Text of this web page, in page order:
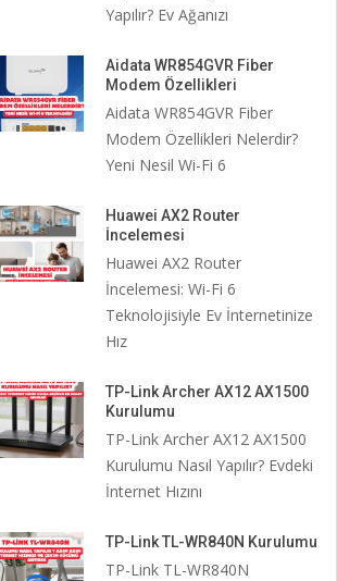
Yapılır? Ev Ağanızı
Aidata WR854GVR Fiber
Modem Özellikleri
Aidata WR854GVR Fiber
Modem Özellikleri Nelerdir?
Yeni Nesil Wi-Fi 6
Huawei AX2 Router
İncelemesi
Huawei AX2 Router
İncelemesi: Wi-Fi 6
Teknolojisiyle Ev İnternetinize
Hız
TP-Link Archer AX12 AX1500
Kurulumu
TP-Link Archer AX12 AX1500
Kurulumu Nasıl Yapılır? Evdeki
İnternet Hızını
TP-Link TL-WR840N Kurulumu
TP-Link TL-WR840N